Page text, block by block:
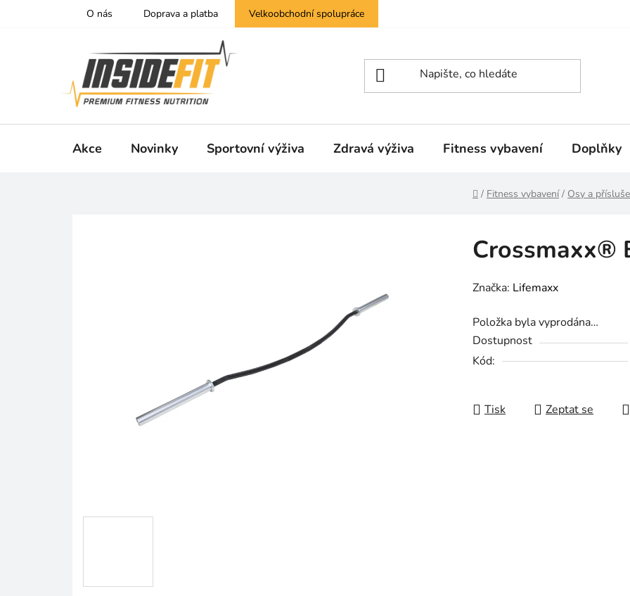
O nás Doprava a platba Velkoobchodní spolupráce
Akce Novinky Sportovní výživa Zdravá výživa Fitness vybavení Doplňky
Domů
/ Fitness vybavení / Osy a
Crossmaxx®
Značka: Lifemaxx
Položka byla vyprodána…
Dostupnost
Kód:
Tisk Zeptat se